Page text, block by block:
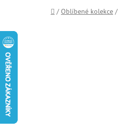
Domů
/ Oblíbené kolekce /